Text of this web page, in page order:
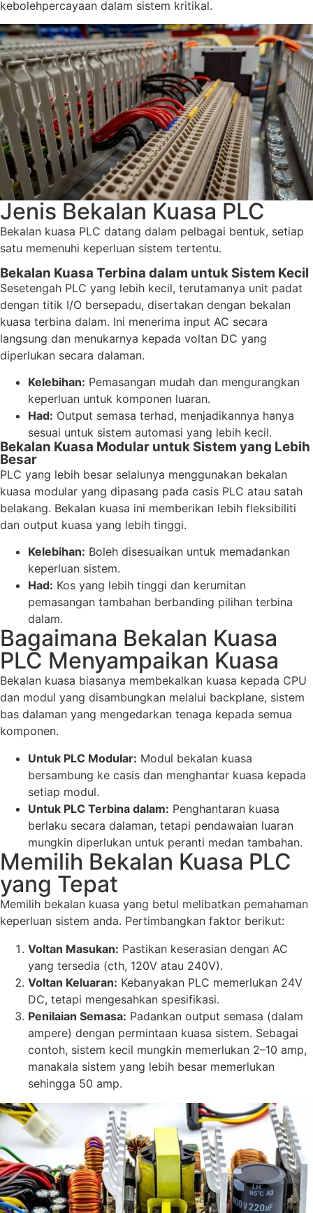
kebolehpercayaan dalam sistem kritikal.
Jenis Bekalan Kuasa PLC
Bekalan kuasa PLC datang dalam pelbagai bentuk, setiap
satu memenuhi keperluan sistem tertentu.
Bekalan Kuasa Terbina dalam untuk Sistem Kecil
Sesetengah PLC yang lebih kecil, terutamanya unit padat
dengan titik I/O bersepadu, disertakan dengan bekalan
kuasa terbina dalam. Ini menerima input AC secara
langsung dan menukarnya kepada voltan DC yang
diperlukan secara dalaman.
Kelebihan: Pemasangan mudah dan mengurangkan
keperluan untuk komponen luaran.
Had: Output semasa terhad, menjadikannya hanya
sesuai untuk sistem automasi yang lebih kecil.
Bekalan Kuasa Modular untuk Sistem yang Lebih
Besar
PLC yang lebih besar selalunya menggunakan bekalan
kuasa modular yang dipasang pada casis PLC atau satah
belakang. Bekalan kuasa ini memberikan lebih fleksibiliti
dan output kuasa yang lebih tinggi.
Kelebihan: Boleh disesuaikan untuk memadankan
keperluan sistem.
Had: Kos yang lebih tinggi dan kerumitan
pemasangan tambahan berbanding pilihan terbina
dalam.
Bagaimana Bekalan Kuasa
PLC Menyampaikan Kuasa
Bekalan kuasa biasanya membekalkan kuasa kepada CPU
dan modul yang disambungkan melalui backplane, sistem
bas dalaman yang mengedarkan tenaga kepada semua
komponen.
Untuk PLC Modular: Modul bekalan kuasa
bersambung ke casis dan menghantar kuasa kepada
setiap modul.
Untuk PLC Terbina dalam: Penghantaran kuasa
berlaku secara dalaman, tetapi pendawaian luaran
mungkin diperlukan untuk peranti medan tambahan.
Memilih Bekalan Kuasa PLC
yang Tepat
Memilih bekalan kuasa yang betul melibatkan pemahaman
keperluan sistem anda. Pertimbangkan faktor berikut:
Voltan Masukan: Pastikan keserasian dengan AC
yang tersedia (cth, 120V atau 240V).
Voltan Keluaran: Kebanyakan PLC memerlukan 24V
DC, tetapi mengesahkan spesifikasi.
Penilaian Semasa: Padankan output semasa (dalam
ampere) dengan permintaan kuasa sistem. Sebagai
contoh, sistem kecil mungkin memerlukan 2–10 amp,
manakala sistem yang lebih besar memerlukan
sehingga 50 amp.